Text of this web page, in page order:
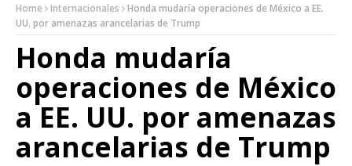
Home Internacionales
Honda mudaría operaciones de México a EE.
UU. por amenazas arancelarias de Trump
Honda mudaría
operaciones de México
a EE. UU. por amenazas
arancelarias de Trump